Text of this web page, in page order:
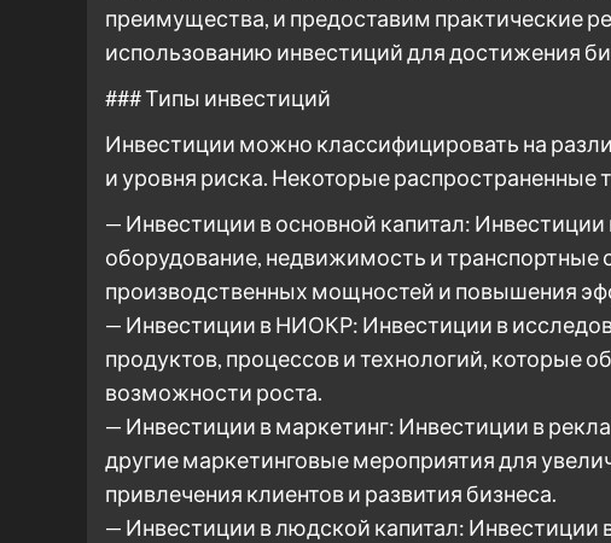
преимущества, и предоставим практические
использованию инвестиций для достижения
### Типы инвестиций
Инвестиции можно классифицировать на
и уровня риска. Некоторые
— Инвестиции в основной капитал: Инвестиции
оборудование, недвижимость и транспортные
производственных мощностей и повышения
— Инвестиции в НИОКР: Инвестиции в
продуктов, процессов и технологий, которые
возможности роста.
— Инвестиции в маркетинг: Инвестиции в
другие маркетинговые мероприятия для
привлечения клиентов и развития бизнеса.
— Инвестиции в людской капитал: Инвестиции